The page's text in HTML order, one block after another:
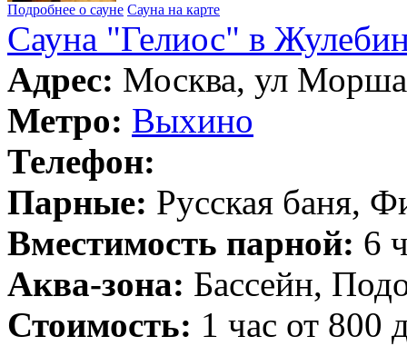
Подробнее о сауне Сауна на карте
Сауна "Гелиос" в
Адрес: Москва, ул
Метро: Выхино
Телефон:
Парные: Русская баня,
Вместимость парной: 6
Аква-зона: Бассейн,
Стоимость: 1 час от 800